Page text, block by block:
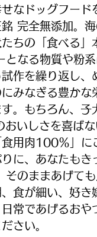
なドッグフー
完全無添加。
ちの「食べる」
なる物質や粉
作を繰り返し、
みなぎる豊かな
。もちろん、子
いしさを喜ば
用肉100％」に
に、あなたもき
のままあげて
食が細い、好き
常であげるおや
さい。